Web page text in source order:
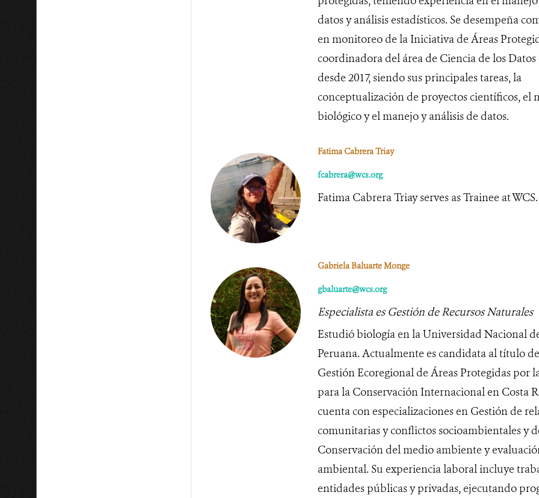
datos y análisis estadísticos. Se desempeña
en monitoreo de la Iniciativa de Áreas
coordinadora del área de Ciencia de los Datos
desde 2017, siendo sus principales tareas, la
conceptualización de proyectos científicos, el
biológico y el manejo y análisis de datos.
Fatima Cabrera Triay
fcabrera@wcs.org
Fatima Cabrera Triay serves as Trainee at WCS.
Gabriela Baluarte Monge
gbaluarte@wcs.org
Especialista es Gestión de Recursos Naturales
Estudió biología en la Universidad Nacional
Peruana. Actualmente es candidata al título
Gestión Ecoregional de Áreas Protegidas por
para la Conservación Internacional en Costa
cuenta con especializaciones en Gestión de
comunitarias y conflictos socioambientales y
Conservación del medio ambiente y
ambiental. Su experiencia laboral incluye
entidades públicas y privadas, ejecutando